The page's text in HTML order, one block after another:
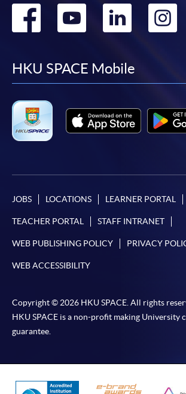
費以及所需證明文件呈交。
申請學歷頒授及專業課程可能需要
表格後，請連同報名費/學費以及所
往報名中心或以郵遞方式遞交。
學院為學歷頒授課程特設「註冊及
課程負責人會為學員送上「註冊及
有關繳費詳情，請參閱付款方法。如對
何疑問，請詳閱個別課程資料，或聯絡
人或報名中心。
課程/科目報名注意事項:
選用網上報名服務必須在已接駁互
Go
facebook
Go
Go
HKU SPACE Mobile
JOBS LOCATIONS LEARNER PORTAL
TEACHER PORTAL STAFF INTRANET
WEB PUBLISHING POLICY PRIVACY
WEB ACCESSIBILITY
Copyright © 2026 HKU SPACE. All rights
HKU SPACE is a non-profit making University
guarantee.